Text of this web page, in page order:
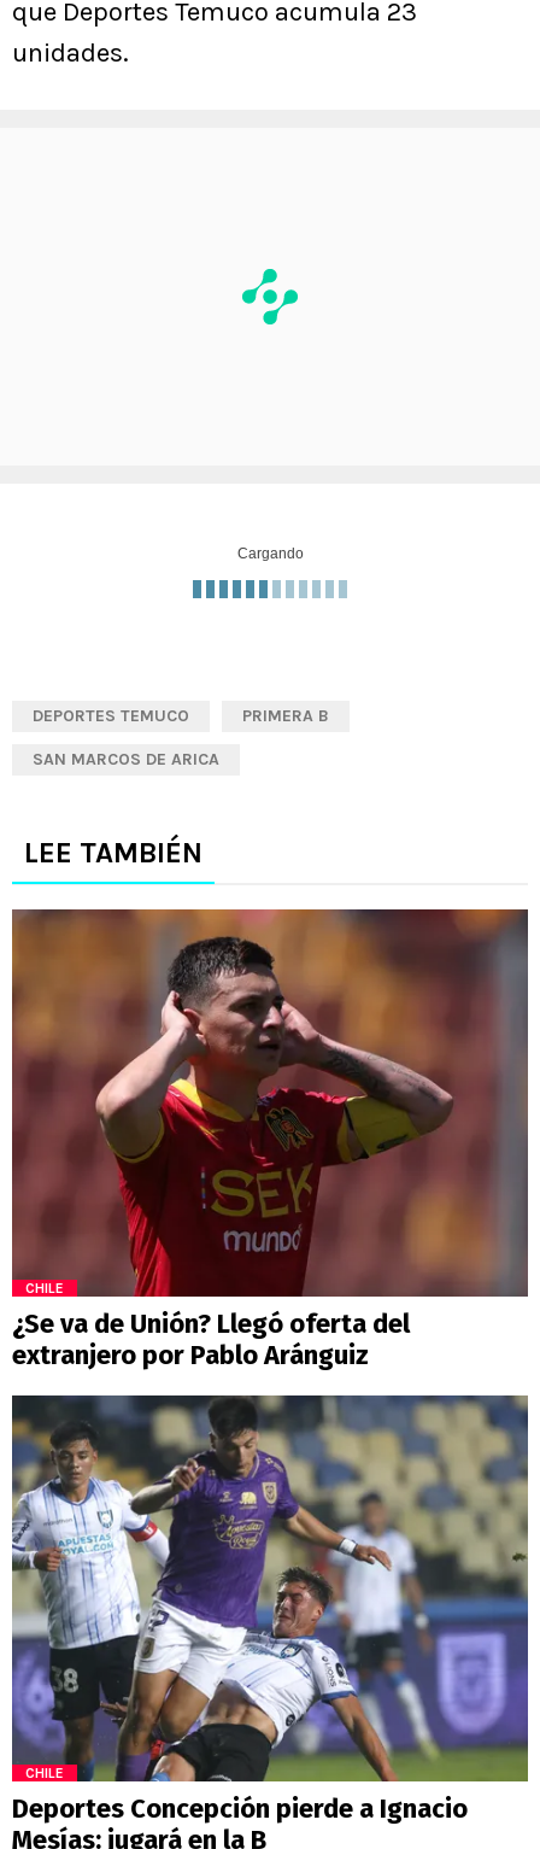
que Deportes Temuco acumula 23
unidades.
Cargando
DEPORTES TEMUCO PRIMERA B
SAN MARCOS DE ARICA
LEE TAMBIÉN
CHILE
¿Se va de Unión? Llegó oferta del
extranjero por Pablo Aránguiz
CHILE
Deportes Concepción pierde a Ignacio
Mesías: jugará en la B